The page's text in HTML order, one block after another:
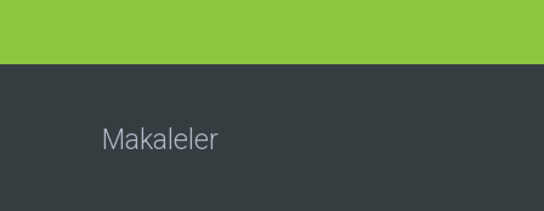
Makaleler